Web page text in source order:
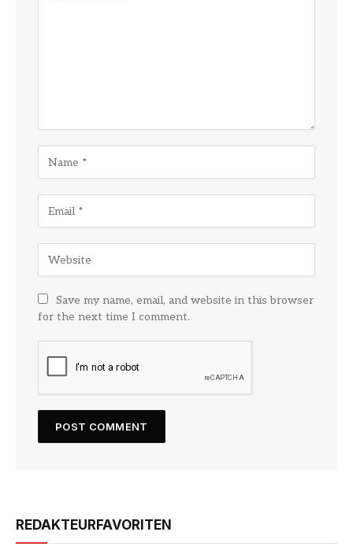
Save my name, email, and website in this browser
for the next time I comment.
REDAKTEURFAVORITEN